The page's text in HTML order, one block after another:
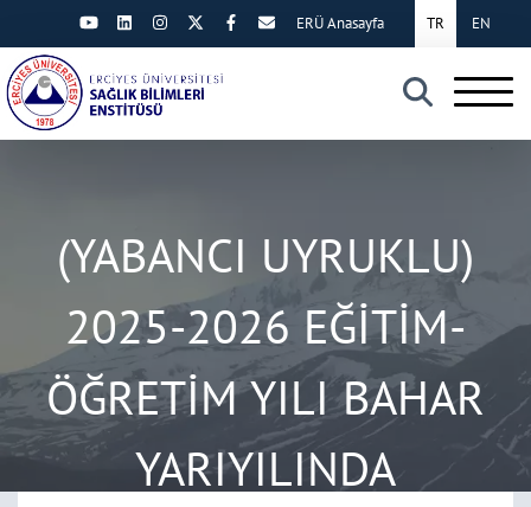
×
TR EN
ERÜ Anasayfa
(YABANCI UYRUKLU)
2025-2026 EĞİTİM-
ÖĞRETİM YILI BAHAR
YARIYILINDA